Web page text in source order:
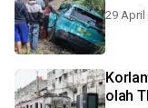
29 April
olah